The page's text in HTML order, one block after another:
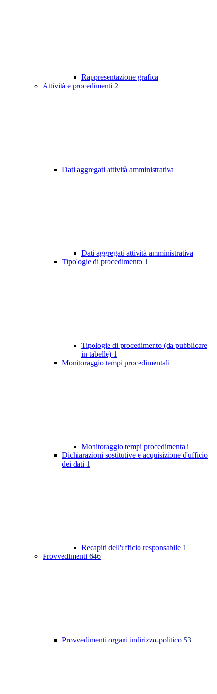
Rappresentazione grafica
Attività e procedimenti 2
Dati aggregati attività amministrativa
Dati aggregati attività amministrativa
Tipologie di procedimento 1
Tipologie di procedimento (da pubblicare
in tabelle) 1
Monitoraggio tempi procedimentali
Monitoraggio tempi procedimentali
Dichiarazioni sostitutive e acquisizione d'ufficio
dei dati 1
Recapiti dell'ufficio responsabile 1
Provvedimenti 646
Provvedimenti organi indirizzo-politico 53